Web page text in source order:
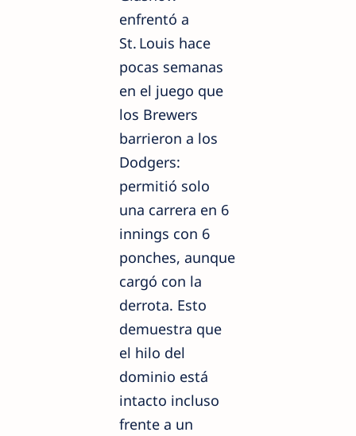
enfrentó a
St. Louis hace
pocas semanas
en el juego que
los Brewers
barrieron a los
Dodgers:
permitió solo
una carrera en 6
innings con 6
ponches, aunque
cargó con la
derrota. Esto
demuestra que
el hilo del
dominio está
intacto incluso
frente a un